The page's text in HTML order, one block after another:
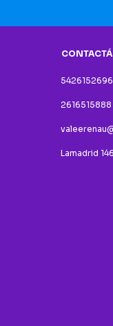
2616515888
Lamadrid